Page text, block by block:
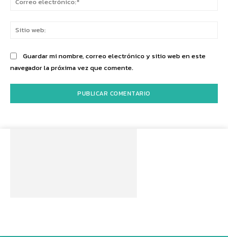
Guardar mi nombre, correo electrónico y sitio web en este
navegador la próxima vez que comente.